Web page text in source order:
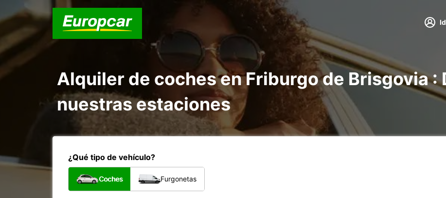
Alquiler de coches en Friburgo de Brisgovia :
nuestras estaciones
¿Qué tipo de vehículo?
Coches Furgonetas